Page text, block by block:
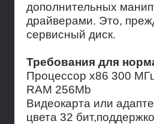
дополнительных
драйверами. Это,
сервисный диск.
Требования для
Процессор х86 300
RAM 256Mb
Видеокарта или
цвета 32